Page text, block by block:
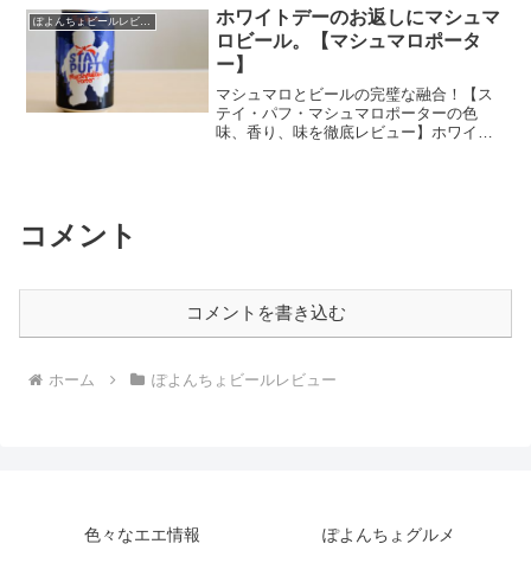
了する！ お得な価格で買える激安情報
も掲載！
ホワイトデーのお返しにマシュマ
ロビール。【マシュマロポータ
ー】
マシュマロとビールの完璧な融合！【ス
テイ・パフ・マシュマロポーターの色
味、香り、味を徹底レビュー】ホワイト
コメント
コメントを書き込む
ホーム ぽよんちょビールレビュー
色々なエエ情報 ぽよんちょグルメ